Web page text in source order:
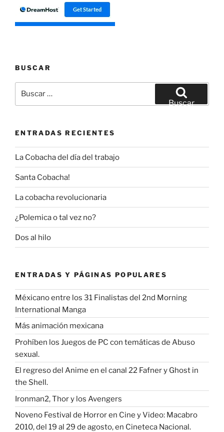
BUSCAR
por:
Buscar
ENTRADAS RECIENTES
La Cobacha del día del trabajo
Santa Cobacha!
La cobacha revolucionaria
¿Polemica o tal vez no?
Dos al hilo
ENTRADAS Y PÁGINAS POPULARES
Méxicano entre los 31 Finalistas del 2nd Morning
International Manga
Más animación mexicana
Prohíben los Juegos de PC con temáticas de Abuso
sexual.
El regreso del Anime en el canal 22 Fafner y Ghost in
the Shell.
Ironman2, Thor y los Avengers
Noveno Festival de Horror en Cine y Video: Macabro
2010, del 19 al 29 de agosto, en Cineteca Nacional.